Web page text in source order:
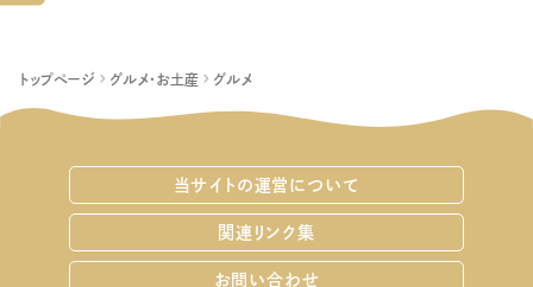
トップページ グルメ・お土産 グルメ
ップ
当サイトの運営について
関連リンク集
お問い合わせ